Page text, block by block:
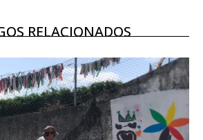
RELACIONADOS